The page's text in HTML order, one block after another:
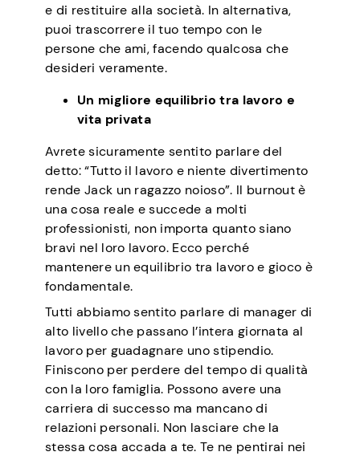
e di restituire alla società. In alternativa,
puoi trascorrere il tuo tempo con le
persone che ami, facendo qualcosa che
desideri veramente.
Un migliore equilibrio tra lavoro e
vita privata
Avrete sicuramente sentito parlare del
detto: “Tutto il lavoro e niente divertimento
rende Jack un ragazzo noioso”. Il burnout è
una cosa reale e succede a molti
professionisti, non importa quanto siano
bravi nel loro lavoro. Ecco perché
mantenere un equilibrio tra lavoro e gioco è
fondamentale.
Tutti abbiamo sentito parlare di manager di
alto livello che passano l’intera giornata al
lavoro per guadagnare uno stipendio.
Finiscono per perdere del tempo di qualità
con la loro famiglia. Possono avere una
carriera di successo ma mancano di
relazioni personali. Non lasciare che la
stessa cosa accada a te. Te ne pentirai nei